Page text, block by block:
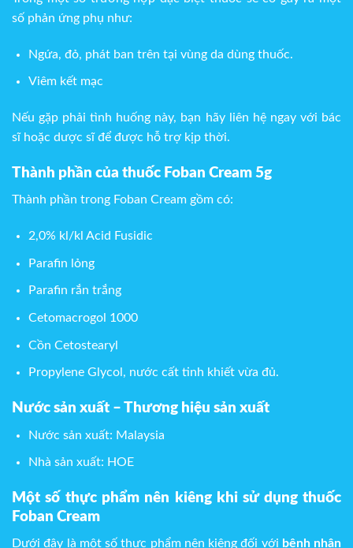
số phản ứng phụ như:
Ngứa, đỏ, phát ban trên tại vùng da dùng thuốc.
Viêm kết mạc
Nếu gặp phải tình huống này, bạn hãy liên hệ ngay với bác
sĩ hoặc dược sĩ để được hỗ trợ kịp thời.
Thành phần của thuốc Foban Cream 5g
Thành phần trong Foban Cream gồm có:
2,0% kl/kl Acid Fusidic
Parafin lỏng
Parafin rắn trắng
Cetomacrogol 1000
Cồn Cetostearyl
Propylene Glycol, nước cất tinh khiết vừa đủ.
Nước sản xuất – Thương hiệu sản xuất
Nước sản xuất: Malaysia
Nhà sản xuất: HOE
Một số thực phẩm nên kiêng khi sử dụng thuốc
Foban Cream
Dưới đây là một số thực phẩm nên kiêng đối với bệnh nhân